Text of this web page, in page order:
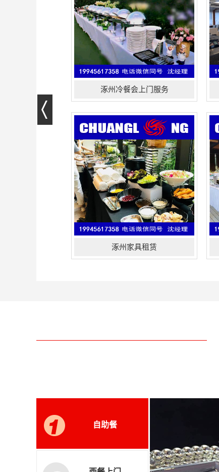
涿州冷餐会上门服务
涿州家具租赁包括：桌椅租赁、
ibm签到桌、宴会椅、贵宾椅、沙发、
办公家具、圆桌出租、长条桌租赁、
折叠椅出租和活动用品出租、以及会
场布置大型活动等一站式服务！外送
商务茶歇，会议用餐、披萨、匠人烘
焙随时为您服务!...
涿州家具租赁
自助餐